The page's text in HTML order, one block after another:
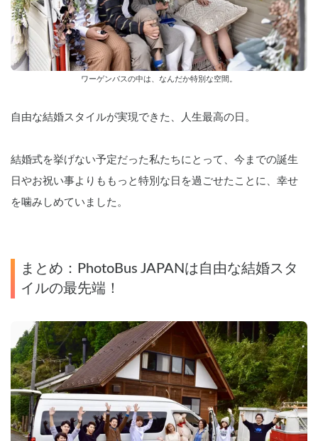
ワーゲンバスの中は、なんだか特別な空間。
自由な結婚スタイルが実現できた、人生最高の日。
結婚式を挙げない予定だった私たちにとって、今までの誕生
日やお祝い事よりももっと特別な日を過ごせたことに、幸せ
を噛みしめていました。
まとめ：PhotoBus JAPANは自由な結婚スタ
イルの最先端！